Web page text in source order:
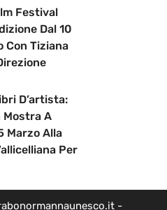
Festival
Dal 10
Con Tiziana
D’artista:
Mostra A
Marzo Alla
Per
-